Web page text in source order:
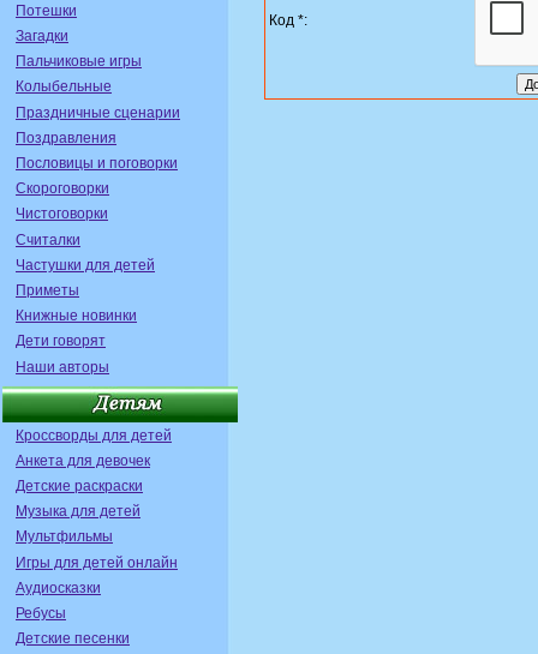
Потешки
Загадки
Пальчиковые игры
Колыбельные
Праздничные сценарии
Поздравления
Пословицы и поговорки
Скороговорки
Чистоговорки
Считалки
Частушки для детей
Приметы
Книжные новинки
Дети говорят
Наши авторы
Кроссворды для детей
Анкета для девочек
Детские раскраски
Музыка для детей
Мультфильмы
Игры для детей онлайн
Аудиосказки
Ребусы
Детские песенки
Код *: